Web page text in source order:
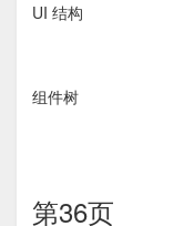
UI 结构
组件树
第36页